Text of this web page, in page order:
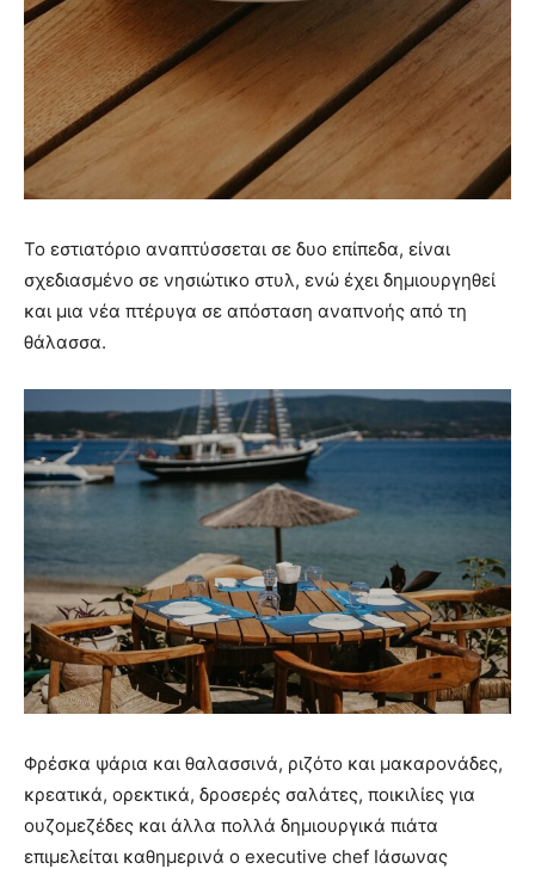
Το εστιατόριο αναπτύσσεται σε δυο επίπεδα, είναι
σχεδιασμένο σε νησιώτικο στυλ, ενώ έχει δημιουργηθεί
και μια νέα πτέρυγα σε απόσταση αναπνοής από τη
θάλασσα.
Φρέσκα ψάρια και θαλασσινά, ριζότο και μακαρονάδες,
κρεατικά, ορεκτικά, δροσερές σαλάτες, ποικιλίες για
ουζομεζέδες και άλλα πολλά δημιουργικά πιάτα
επιμελείται καθημερινά ο executive chef Ιάσωνας